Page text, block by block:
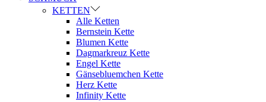
KETTEN
Alle Ketten
Bernstein Kette
Blumen Kette
Dagmarkreuz Kette
Engel Kette
Gänsebluemchen Kette
Herz Kette
Infinity Kette